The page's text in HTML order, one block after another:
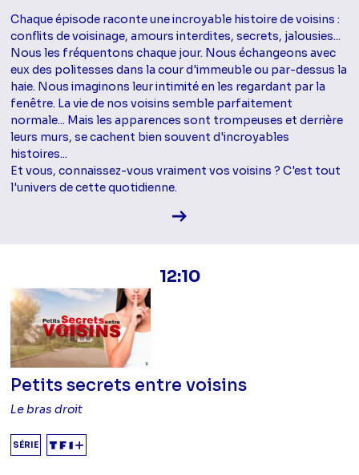
Chaque épisode raconte une incroyable histoire de voisins :
conflits de voisinage, amours interdites, secrets, jalousies...
Nous les fréquentons chaque jour. Nous échangeons avec
eux des politesses dans la cour d'immeuble ou par-dessus la
haie. Nous imaginons leur intimité en les regardant par la
fenêtre. La vie de nos voisins semble parfaitement
normale... Mais les apparences sont trompeuses et derrière
leurs murs, se cachent bien souvent d'incroyables
histoires...
Et vous, connaissez-vous vraiment vos voisins ? C'est tout
l'univers de cette quotidienne.
Voir la fiche diffusion
12:10
Petits secrets entre voisins
Le bras droit
SÉRIE